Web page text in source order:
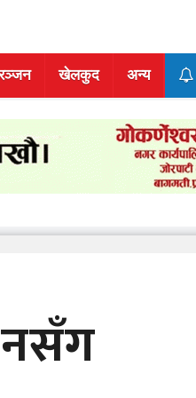
खेलकुद अन्य